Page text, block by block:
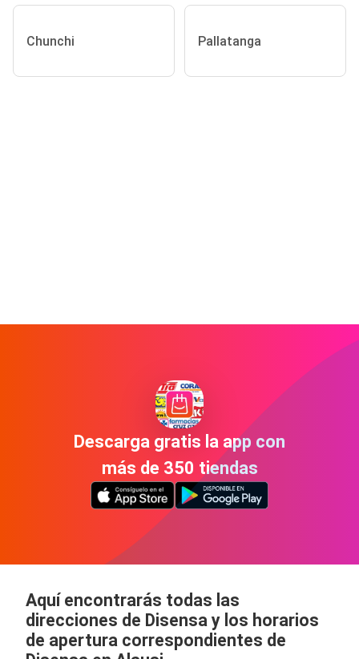
Chunchi Pallatanga
Descarga gratis la app con
más de 350 tiendas
Aquí encontrarás todas las
direcciones de Disensa y los horarios
de apertura correspondientes de